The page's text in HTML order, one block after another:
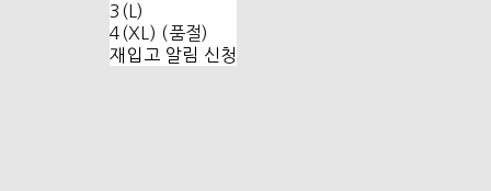
3(L)
4(XL) (품절)
재입고 알림 신청